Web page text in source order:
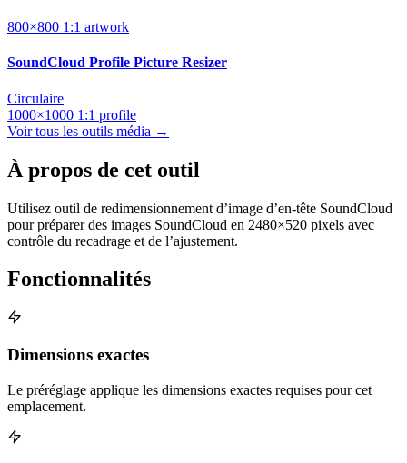
800×800 1:1 artwork
SoundCloud Profile Picture Resizer
Circulaire
1000×1000 1:1 profile
Voir tous les outils média →
À propos de cet outil
Utilisez outil de redimensionnement d’image d’en-tête SoundCloud
pour préparer des images SoundCloud en 2480×520 pixels avec
contrôle du recadrage et de l’ajustement.
Fonctionnalités
Dimensions exactes
Le préréglage applique les dimensions exactes requises pour cet
emplacement.